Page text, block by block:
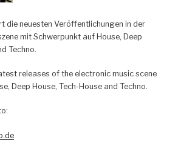
die neuesten Veröffentlichungen in der
mit Schwerpunkt auf House, Deep
Techno.
releases of the electronic music scene
Deep House, Tech-House and Techno.